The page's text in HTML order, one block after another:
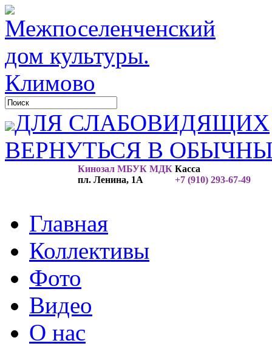
ДЛЯ СЛАБОВИДЯЩИХ
ВЕРНУТЬСЯ В
Кинозал МБУК МДК
пл. Ленина, 1А
Касса
+7 (910) 293-67-49
Главная
Коллективы
Фото
Видео
О нас